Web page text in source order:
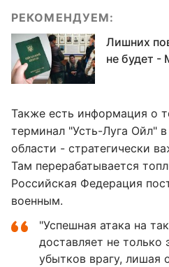
РЕКОМЕНДУЕМ:
Лишних
не будет -
Также есть информация о
терминал "Усть-Луга Ойл"
области - стратегически
Там перерабатывается
Российская Федерация
военным.
"Успешная атака на
доставляет не только
убытков врагу, лишая